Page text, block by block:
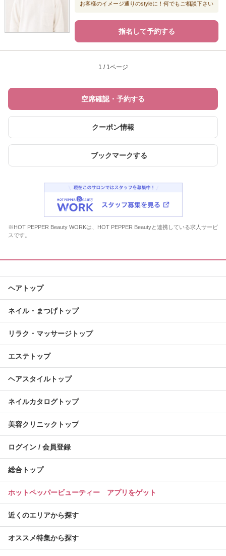
お客様のイメージ通りのstyleに！何でもご相談下さい
指名して予約する
1 / 1ページ
空席確認・予約する
クーポン情報
ブックマークする
※HOT PEPPER Beauty WORKは、HOT PEPPER Beautyと連携している求人サービ
スです。
ヘアトップ
ネイル・まつげトップ
リラク・マッサージトップ
エステトップ
ヘアスタイルトップ
ネイルカタログトップ
美容クリニックトップ
ログイン / 会員登録
総合トップ
ホットペッパービューティー アプリをゲット
近くのエリアから探す
オススメ特集から探す